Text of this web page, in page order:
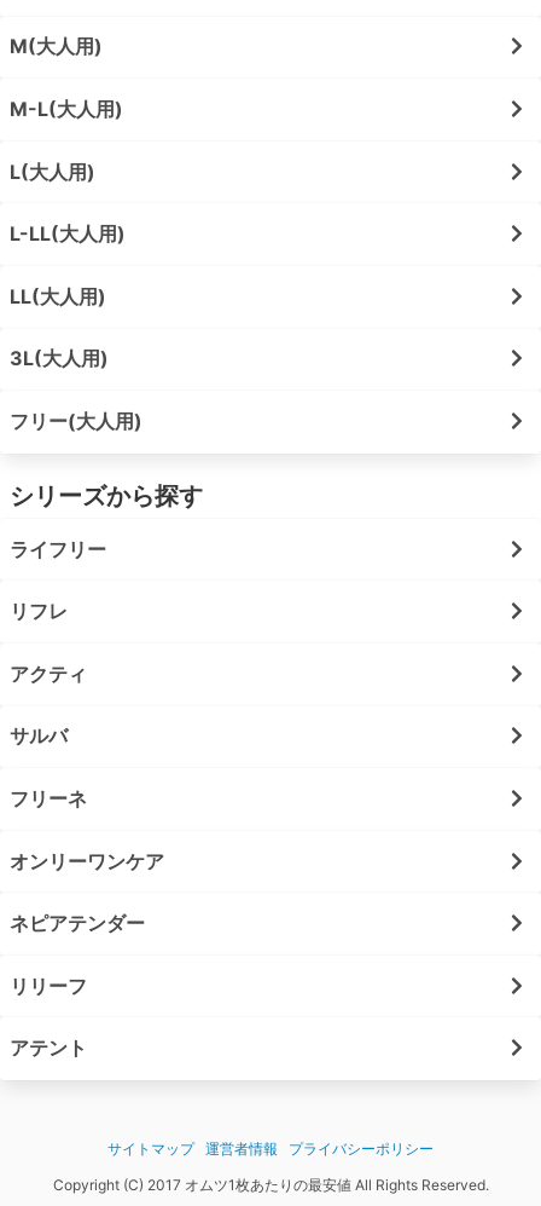
M(大人用)
M-L(大人用)
L(大人用)
L-LL(大人用)
LL(大人用)
3L(大人用)
フリー(大人用)
シリーズから探す
ライフリー
リフレ
アクティ
サルバ
フリーネ
オンリーワンケア
ネピアテンダー
リリーフ
アテント
サイトマップ 運営者情報
プライバシーポリシー
Copyright (C) 2017 オムツ1枚あたりの最安値 All Rights Reserved.